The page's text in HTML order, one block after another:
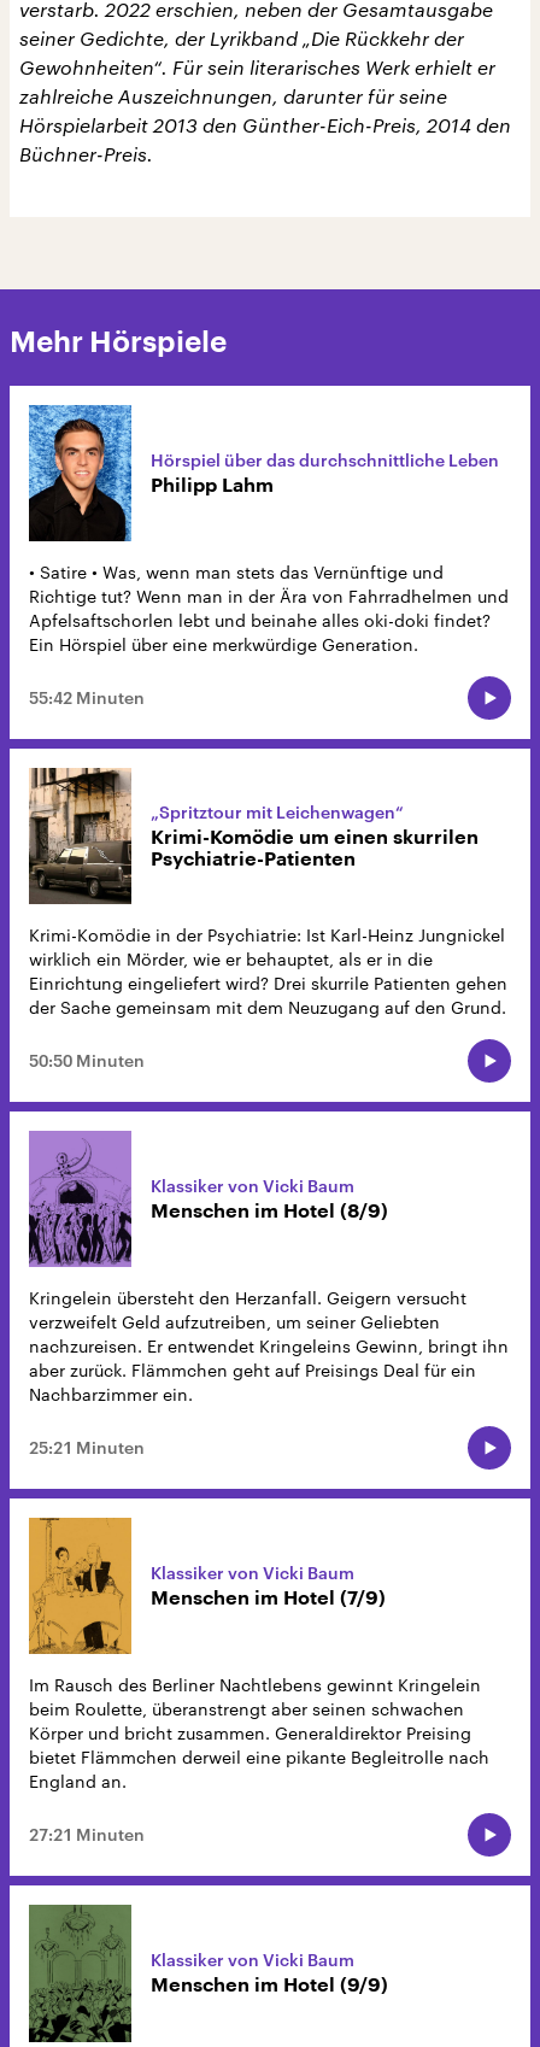
verstarb. 2022 erschien, neben der Gesamtausgabe
seiner Gedichte, der Lyrikband „Die Rückkehr der
Gewohnheiten“. Für sein literarisches Werk erhielt er
zahlreiche Auszeichnungen, darunter für seine
Hörspielarbeit 2013 den Günther-Eich-Preis, 2014 den
Büchner-Preis.
Mehr Hörspiele
Hörspiel über das durchschnittliche Leben
Philipp Lahm
• Satire • Was, wenn man stets das Vernünftige und
Richtige tut? Wenn man in der Ära von Fahrradhelmen und
Apfelsaftschorlen lebt und beinahe alles oki-doki findet?
Ein Hörspiel über eine merkwürdige Generation.
55:42 Minuten
„Spritztour mit Leichenwagen“
Krimi-Komödie um einen skurrilen
Psychiatrie-Patienten
Krimi-Komödie in der Psychiatrie: Ist Karl-Heinz Jungnickel
wirklich ein Mörder, wie er behauptet, als er in die
Einrichtung eingeliefert wird? Drei skurrile Patienten gehen
der Sache gemeinsam mit dem Neuzugang auf den Grund.
50:50 Minuten
Klassiker von Vicki Baum
Menschen im Hotel (8/9)
Kringelein übersteht den Herzanfall. Geigern versucht
verzweifelt Geld aufzutreiben, um seiner Geliebten
nachzureisen. Er entwendet Kringeleins Gewinn, bringt ihn
aber zurück. Flämmchen geht auf Preisings Deal für ein
Nachbarzimmer ein.
25:21 Minuten
Klassiker von Vicki Baum
Menschen im Hotel (7/9)
Im Rausch des Berliner Nachtlebens gewinnt Kringelein
beim Roulette, überanstrengt aber seinen schwachen
Körper und bricht zusammen. Generaldirektor Preising
bietet Flämmchen derweil eine pikante Begleitrolle nach
England an.
27:21 Minuten
Klassiker von Vicki Baum
Menschen im Hotel (9/9)